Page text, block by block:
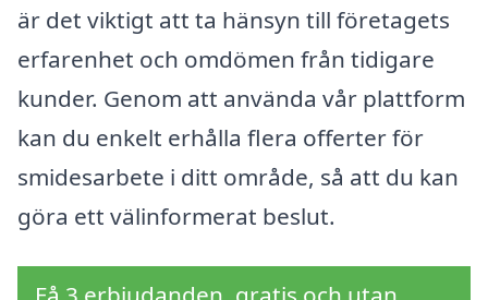
är det viktigt att ta hänsyn till företagets
erfarenhet och omdömen från tidigare
kunder. Genom att använda vår plattform
kan du enkelt erhålla flera offerter för
smidesarbete i ditt område, så att du kan
göra ett välinformerat beslut.